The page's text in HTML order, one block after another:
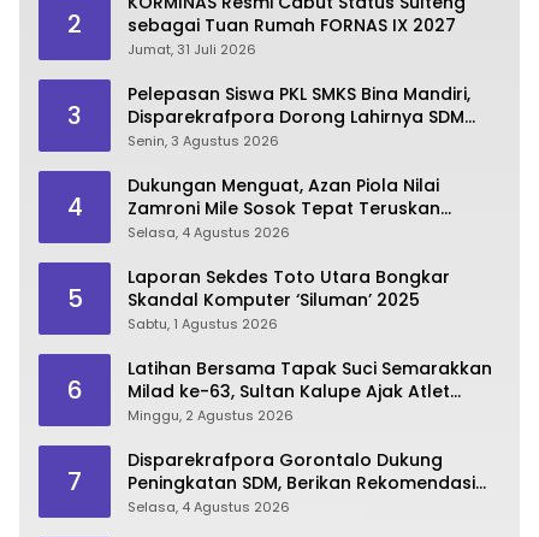
2
sebagai Tuan Rumah FORNAS IX 2027
Jumat, 31 Juli 2026
3
Pelepasan Siswa PKL SMKS Bina Mandiri,
Disparekrafpora Dorong Lahirnya SDM
Pariwisata Unggul
Senin, 3 Agustus 2026
4
Dukungan Menguat, Azan Piola Nilai
Zamroni Mile Sosok Tepat Teruskan
Pembangunan Bone Bolango
Selasa, 4 Agustus 2026
5
Laporan Sekdes Toto Utara Bongkar
Skandal Komputer ‘Siluman’ 2025
Sabtu, 1 Agustus 2026
6
Latihan Bersama Tapak Suci Semarakkan
Milad ke-63, Sultan Kalupe Ajak Atlet
Lestarikan Budaya Bela Diri
Minggu, 2 Agustus 2026
7
Disparekrafpora Gorontalo Dukung
Peningkatan SDM, Berikan Rekomendasi
Studi S3 bagi Pegawai
Selasa, 4 Agustus 2026